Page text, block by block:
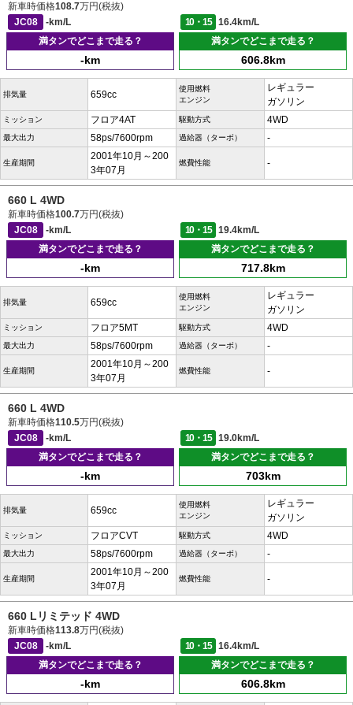
新車時価格108.7万円(税抜)
JC08
-km/L 10・15
16.4km/L
満タンでどこまで走る？
-km
満タンでどこまで走る？
606.8km
排気量 659cc
使用燃料
エンジン
レギュラー
ガソリン
ミッション フロア4AT 駆動方式 4WD
最大出力 58ps/7600rpm 過給器（ターボ） -
生産期間
2001年10月～200
3年07月
燃費性能 -
660 L 4WD
新車時価格100.7万円(税抜)
JC08
-km/L 10・15
19.4km/L
満タンでどこまで走る？
-km
満タンでどこまで走る？
717.8km
排気量 659cc
使用燃料
エンジン
レギュラー
ガソリン
ミッション フロア5MT 駆動方式 4WD
最大出力 58ps/7600rpm 過給器（ターボ） -
生産期間
2001年10月～200
3年07月
燃費性能 -
660 L 4WD
新車時価格110.5万円(税抜)
JC08
-km/L 10・15
19.0km/L
満タンでどこまで走る？
-km
満タンでどこまで走る？
703km
排気量 659cc
使用燃料
エンジン
レギュラー
ガソリン
ミッション フロアCVT 駆動方式 4WD
最大出力 58ps/7600rpm 過給器（ターボ） -
生産期間
2001年10月～200
3年07月
燃費性能 -
660 Lリミテッド 4WD
新車時価格113.8万円(税抜)
JC08
-km/L 10・15
16.4km/L
満タンでどこまで走る？
-km
満タンでどこまで走る？
606.8km